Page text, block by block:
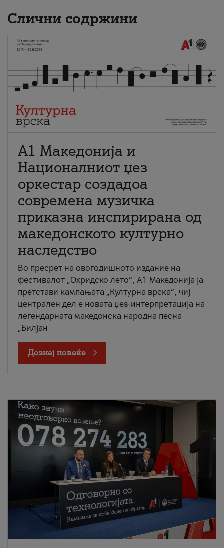
Слични содржини
А1 Македонија и
Националниот џез
оркестар создадоа
современа музичка
приказна инспирирана од
македонското културно
наследство
Во пресрет на овогодишното издание на
фестивалот „Охридско лето“, А1 Македонија ја
претстави кампањата „Културна врска“, чиј
централен дел е новата џез-интерпретација на
легендарната македонска народна песна
„Билјан
Дознај повеќе